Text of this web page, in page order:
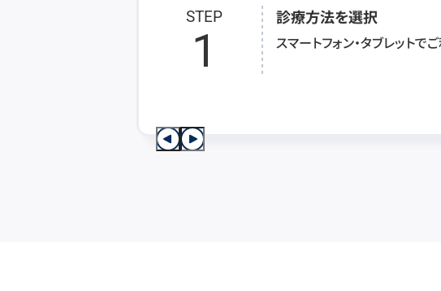
STEP
1
診療方法を選択
スマートフォン・タブレット